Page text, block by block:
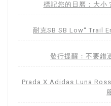
標記您的日曆：大小
耐克SB SB Low“ Trail
發行提醒：不要錯
Prada X Adidas Luna